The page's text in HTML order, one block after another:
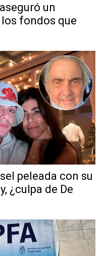
un
fondos que
peleada con su
¿culpa de De